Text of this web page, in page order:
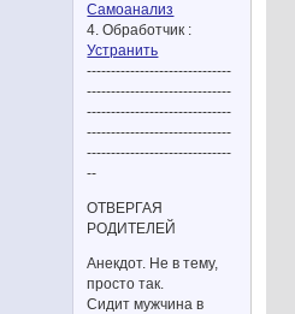
Самоанализ
4. Обработчик :
Устранить
------------------------------
------------------------------
------------------------------
------------------------------
------------------------------
--
ОТВЕРГАЯ
РОДИТЕЛЕЙ
Анекдот. Не в тему,
просто так.
Сидит мужчина в